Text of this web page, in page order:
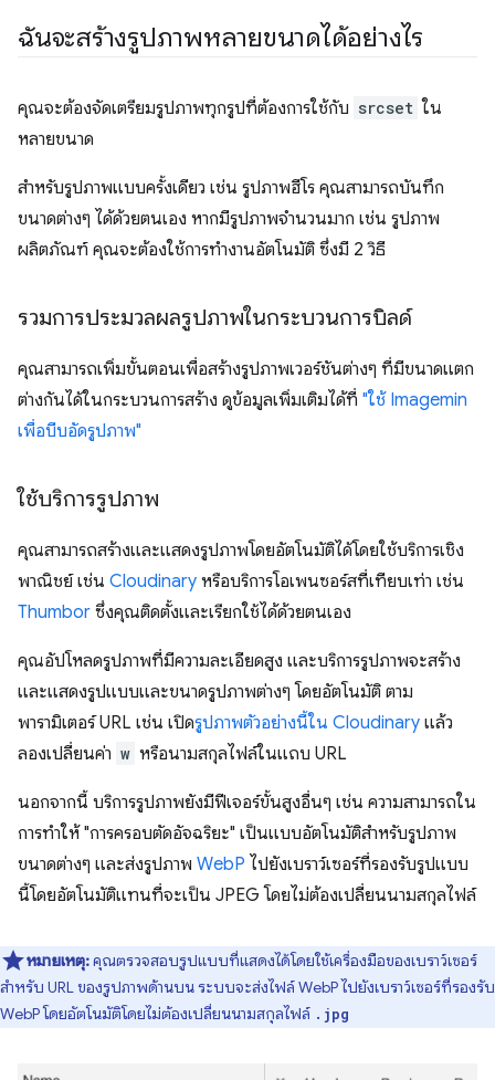
ฉันจะสร้างรูปภาพหลายขนาดได้อย่างไร
คุณจะต้องจัดเตรียมรูปภาพทุกรูปที่ต้องการใช้กับ srcset ใน
หลายขนาด
สำหรับรูปภาพแบบครั้งเดียว เช่น รูปภาพฮีโร คุณสามารถบันทึก
ขนาดต่างๆ ได้ด้วยตนเอง หากมีรูปภาพจำนวนมาก เช่น รูปภาพ
ผลิตภัณฑ์ คุณจะต้องใช้การทำงานอัตโนมัติ ซึ่งมี 2 วิธี
รวมการประมวลผลรูปภาพในกระบวนการบิลด์
คุณสามารถเพิ่มขั้นตอนเพื่อสร้างรูปภาพเวอร์ชันต่างๆ ที่มีขนาดแตก
ต่างกันได้ในกระบวนการสร้าง ดูข้อมูลเพิ่มเติมได้ที่ "ใช้ Imagemin
เพื่อบีบอัดรูปภาพ"
ใช้บริการรูปภาพ
คุณสามารถสร้างและแสดงรูปภาพโดยอัตโนมัติได้โดยใช้บริการเชิง
พาณิชย์ เช่น Cloudinary หรือบริการโอเพนซอร์สที่เทียบเท่า เช่น
Thumbor ซึ่งคุณติดตั้งและเรียกใช้ได้ด้วยตนเอง
คุณอัปโหลดรูปภาพที่มีความละเอียดสูง และบริการรูปภาพจะสร้าง
และแสดงรูปแบบและขนาดรูปภาพต่างๆ โดยอัตโนมัติ ตาม
พารามิเตอร์ URL เช่น เปิดรูปภาพตัวอย่างนี้ใน Cloudinary แล้ว
ลองเปลี่ยนค่า w หรือนามสกุลไฟล์ในแถบ URL
นอกจากนี้ บริการรูปภาพยังมีฟีเจอร์ขั้นสูงอื่นๆ เช่น ความสามารถใน
การทำให้ "การครอบตัดอัจฉริยะ" เป็นแบบอัตโนมัติสำหรับรูปภาพ
ขนาดต่างๆ และส่งรูปภาพ WebP ไปยังเบราว์เซอร์ที่รองรับรูปแบบ
นี้โดยอัตโนมัติแทนที่จะเป็น JPEG โดยไม่ต้องเปลี่ยนนามสกุลไฟล์
หมายเหตุ:คุณตรวจสอบรูปแบบที่แสดงได้โดยใช้เครื่องมือของเบราว์เซอร์
สำหรับ URL ของรูปภาพด้านบน ระบบจะส่งไฟล์ WebP ไปยังเบราว์เซอร์ที่รองรับ
WebP โดยอัตโนมัติโดยไม่ต้องเปลี่ยนนามสกุลไฟล์ .jpg